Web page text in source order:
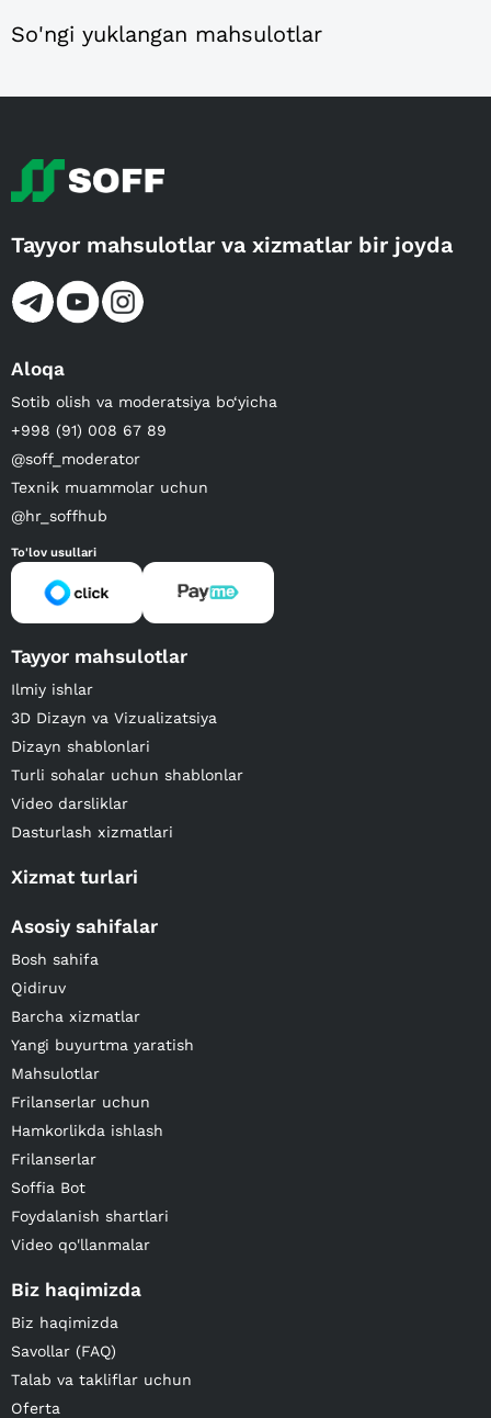
So'ngi yuklangan mahsulotlar
Tayyor mahsulotlar va xizmatlar bir joyda
Aloqa
Sotib olish va moderatsiya bo‘yicha
+998 (91) 008 67 89
@soff_moderator
Texnik muammolar uchun
@hr_soffhub
To'lov usullari
Tayyor mahsulotlar
Ilmiy ishlar
3D Dizayn va Vizualizatsiya
Dizayn shablonlari
Turli sohalar uchun shablonlar
Video darsliklar
Dasturlash xizmatlari
Xizmat turlari
Asosiy sahifalar
Bosh sahifa
Qidiruv
Barcha xizmatlar
Yangi buyurtma yaratish
Mahsulotlar
Frilanserlar uchun
Hamkorlikda ishlash
Frilanserlar
Soffia Bot
Foydalanish shartlari
Video qo'llanmalar
Biz haqimizda
Biz haqimizda
Savollar (FAQ)
Talab va takliflar uchun
Oferta